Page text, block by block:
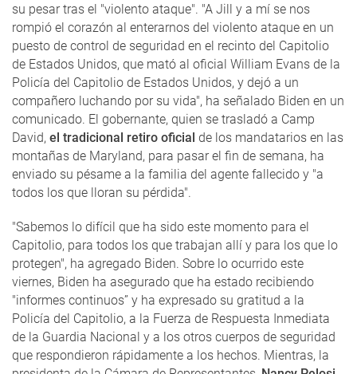
su pesar tras el "violento ataque". "A Jill y a mí se nos
rompió el corazón al enterarnos del violento ataque en un
puesto de control de seguridad en el recinto del Capitolio
de Estados Unidos, que mató al oficial William Evans de la
Policía del Capitolio de Estados Unidos, y dejó a un
compañero luchando por su vida", ha señalado Biden en un
comunicado. El gobernante, quien se trasladó a Camp
David, el tradicional retiro oficial de los mandatarios en las
montañas de Maryland, para pasar el fin de semana, ha
enviado su pésame a la familia del agente fallecido y "a
todos los que lloran su pérdida".
"Sabemos lo difícil que ha sido este momento para el
Capitolio, para todos los que trabajan allí y para los que lo
protegen", ha agregado Biden. Sobre lo ocurrido este
viernes, Biden ha asegurado que ha estado recibiendo
"informes continuos” y ha expresado su gratitud a la
Policía del Capitolio, a la Fuerza de Respuesta Inmediata
de la Guardia Nacional y a los otros cuerpos de seguridad
que respondieron rápidamente a los hechos. Mientras, la